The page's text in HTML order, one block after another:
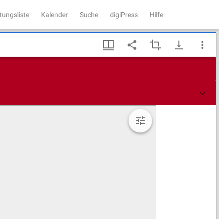
Kalender Suche digiPress Hilfe